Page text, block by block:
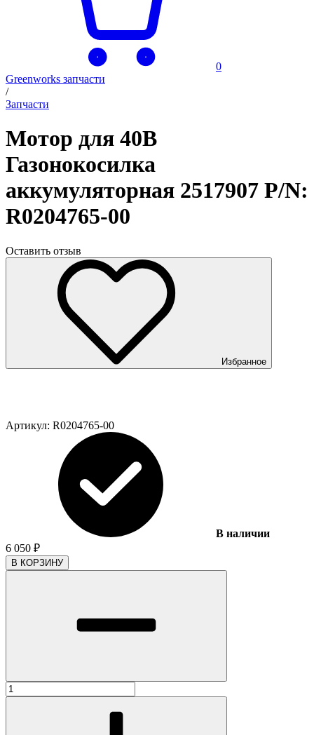
0
Greenworks запчасти
/
Запчасти
Мотор для 40В
Газонокосилка
аккумуляторная 2517907 P/N:
R0204765-00
Оставить отзыв
Избранное
Артикул: R0204765-00
В наличии
6 050 ₽
В КОРЗИНУ